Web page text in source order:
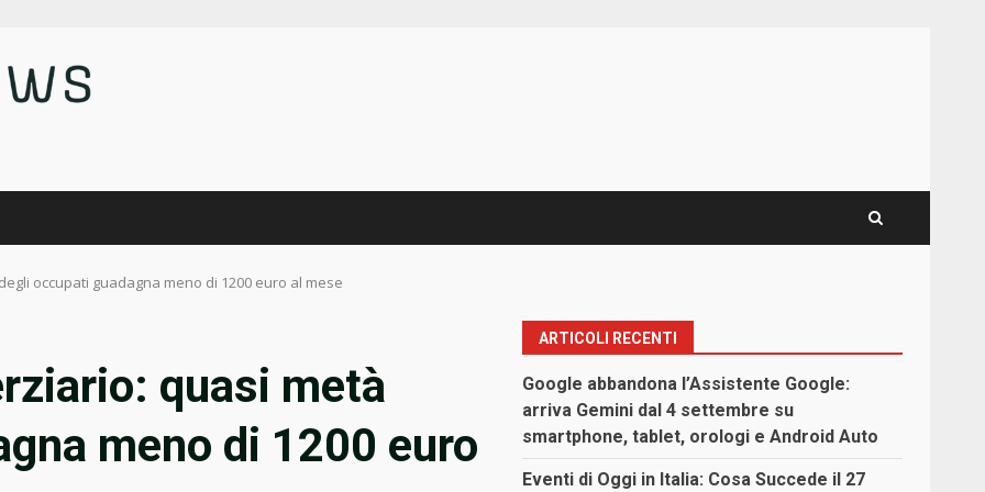
occupati guadagna meno di 1200 euro al mese
quasi metà
meno di 1200 euro
ARTICOLI RECENTI
Google abbandona l’Assistente Google:
arriva Gemini dal 4 settembre su
smartphone, tablet, orologi e Android Auto
Eventi di Oggi in Italia: Cosa Succede il 27